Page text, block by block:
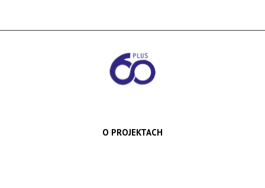
O PROJEKTACH